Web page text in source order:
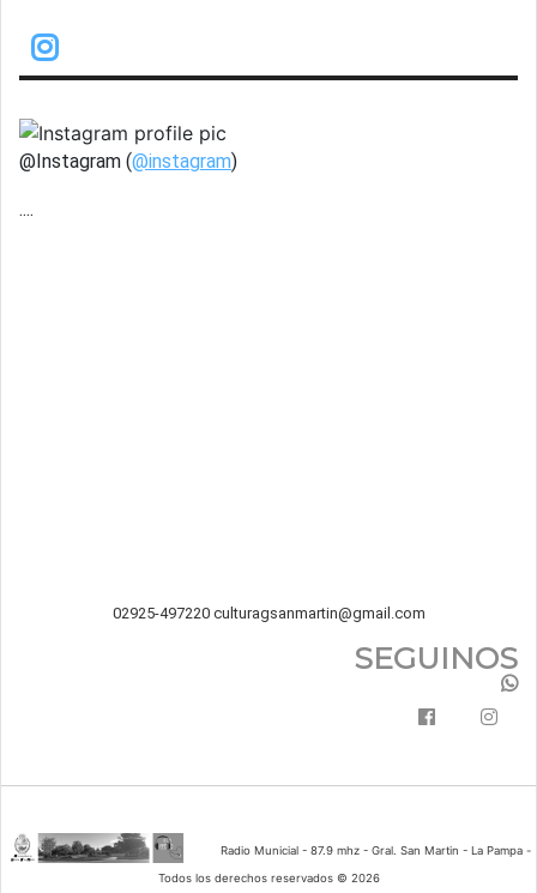
@Instagram (@instagram)
....
02925-497220 culturagsanmartin@gmail.com
SEGUINOS
Radio Municial - 87.9 mhz - Gral. San Martin - La Pampa -
Todos los derechos reservados © 2026